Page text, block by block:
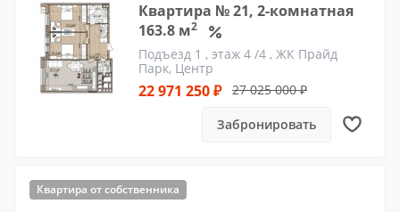
Квартира № 21, 2-комнатная
163.8 м2
Подъезд 1 , этаж 4 /4 , ЖК Прайд
Парк, Центр
22 971 250 ₽ 27 025 000 ₽
Забронировать
Квартира от собственника